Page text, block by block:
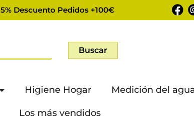
5% Descuento Pedidos +100€
Buscar
Higiene Hogar Medición del
Los más vendidos